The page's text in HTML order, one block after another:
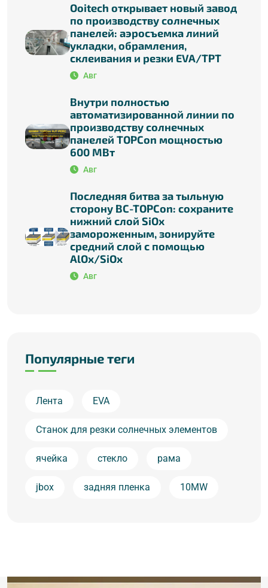
Ooitech открывает новый завод
по производству солнечных
панелей: аэросъемка линий
укладки, обрамления,
склеивания и резки EVA/TPT
Авг
Внутри полностью
автоматизированной линии по
производству солнечных
панелей TOPCon мощностью
600 МВт
Авг
Последняя битва за тыльную
сторону BC-TOPCon: сохраните
нижний слой SiOx
замороженным, зонируйте
средний слой с помощью
AlOx/SiOx
Авг
Популярные теги
Лента EVA
Станок для резки солнечных элементов
ячейка стекло рама
jbox задняя пленка 10MW